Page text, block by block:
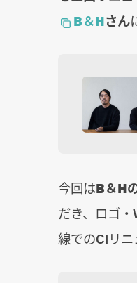
B＆Hさん
今回はB＆H
だき、ロゴ
線でのCIリニ